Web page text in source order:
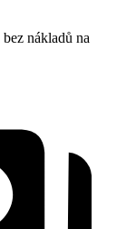
nákladů na